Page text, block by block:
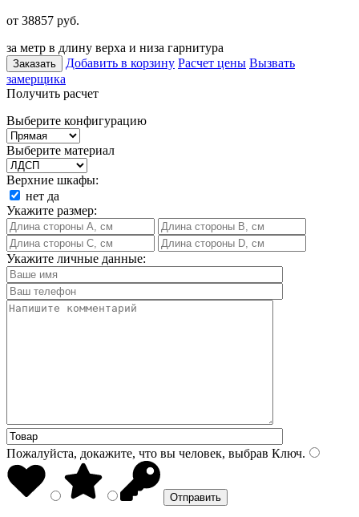
от 38857 руб.
за метр в длину верха и низа гарнитура
Заказать Добавить в корзину Расчет цены Вызвать
замерщика
Получить расчет
Выберите конфигурацию
Выберите материал
Верхние шкафы:
нет да
Укажите размер:
Укажите личные данные:
Пожалуйста, докажите, что вы человек, выбрав Ключ.